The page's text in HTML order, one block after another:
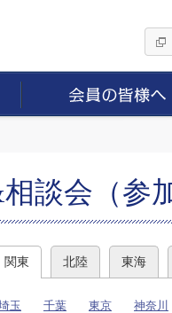
談会（参
関東 北陸 東海
玉 千葉 東京 神奈川